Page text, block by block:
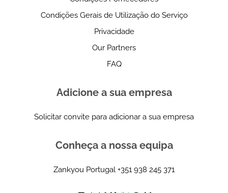
Condições Gerais de Utilização do Serviço
Privacidade
Our Partners
FAQ
Adicione a sua empresa
Solicitar convite para adicionar a sua empresa
Conheça a nossa equipa
Zankyou Portugal +351 938 245 371